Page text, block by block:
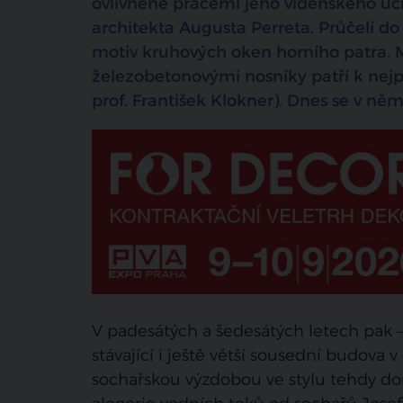
architekta Augusta Perreta. Průčelí
motiv kruhových oken horního
železobetonovými nosníky patří k
prof. František Klokner). Dnes se v
V padesátých a šedesátých letech
stávající i ještě větší sousední budova
sochařskou výzdobou ve stylu tehdy